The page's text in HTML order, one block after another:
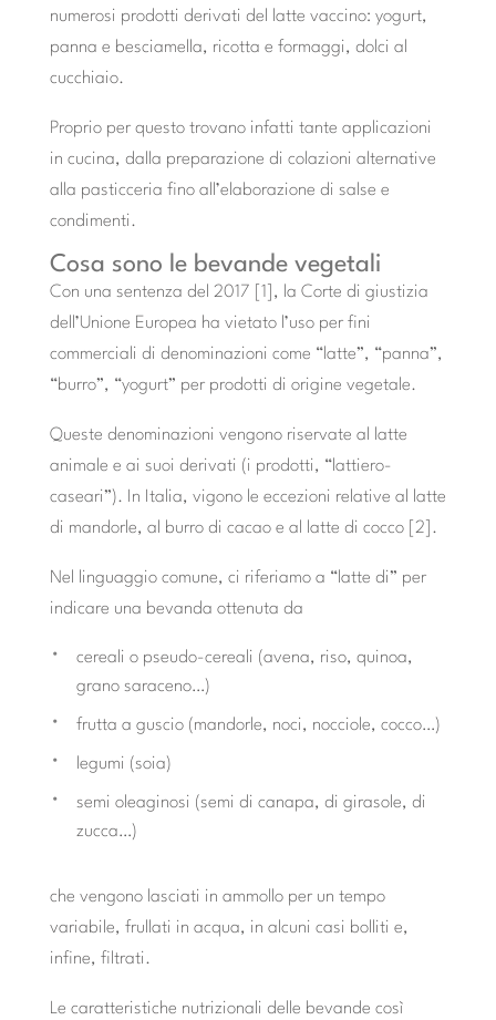
numerosi prodotti derivati del latte vaccino: yogurt,
panna e besciamella, ricotta e formaggi, dolci al
cucchiaio.
Proprio per questo trovano infatti tante applicazioni
in cucina, dalla preparazione di colazioni alternative
alla pasticceria fino all’elaborazione di salse e
condimenti.
Cosa sono le bevande vegetali
Con una sentenza del 2017 [1], la Corte di giustizia
dell’Unione Europea ha vietato l’uso per fini
commerciali di denominazioni come “latte”, “panna”,
“burro”, “yogurt” per prodotti di origine vegetale.
Queste denominazioni vengono riservate al latte
animale e ai suoi derivati (i prodotti, “lattiero-
caseari”). In Italia, vigono le eccezioni relative al latte
di mandorle, al burro di cacao e al latte di cocco [2].
Nel linguaggio comune, ci riferiamo a “latte di” per
indicare una bevanda ottenuta da
cereali o pseudo-cereali (avena, riso, quinoa,
grano saraceno…)
frutta a guscio (mandorle, noci, nocciole, cocco…)
legumi (soia)
semi oleaginosi (semi di canapa, di girasole, di
zucca…)
che vengono lasciati in ammollo per un tempo
variabile, frullati in acqua, in alcuni casi bolliti e,
infine, filtrati.
Le caratteristiche nutrizionali delle bevande così